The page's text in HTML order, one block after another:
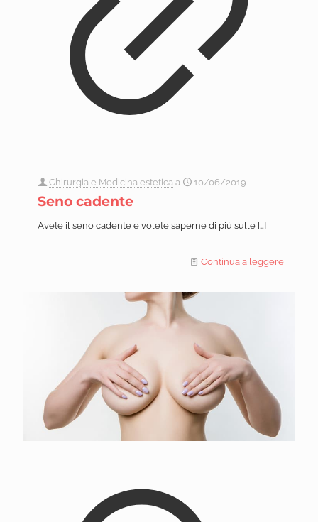
Chirurgia e Medicina estetica a 10/06/2019
Seno cadente
Avete il seno cadente e volete saperne di più sulle […]
Continua a leggere